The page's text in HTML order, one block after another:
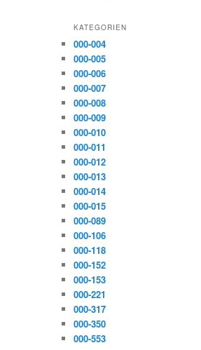
KATEGORIEN
000-004
000-005
000-006
000-007
000-008
000-009
000-010
000-011
000-012
000-013
000-014
000-015
000-089
000-106
000-118
000-152
000-153
000-221
000-317
000-350
000-553